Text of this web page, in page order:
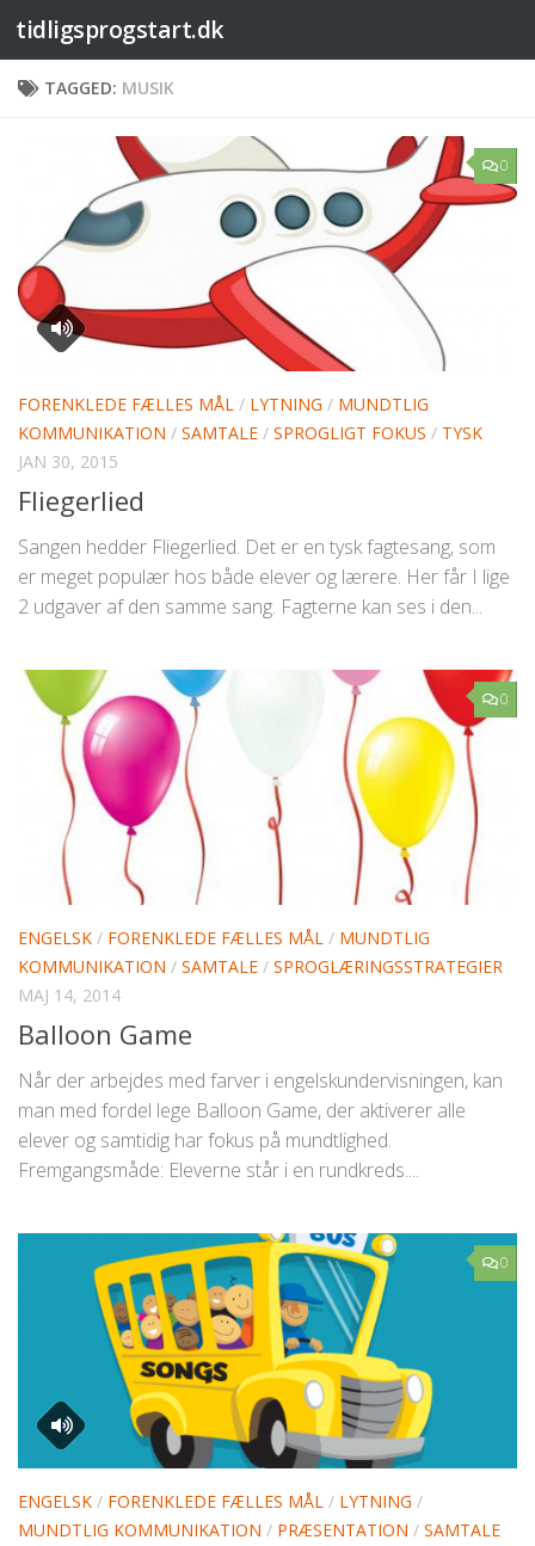
Skip to content
tidligsprogstart.dk
TAGGED: MUSIK
0
FORENKLEDE FÆLLES MÅL / LYTNING / MUNDTLIG
KOMMUNIKATION / SAMTALE / SPROGLIGT FOKUS / TYSK
JAN 30, 2015
Fliegerlied
Sangen hedder Fliegerlied. Det er en tysk fagtesang, som
er meget populær hos både elever og lærere. Her får I lige
2 udgaver af den samme sang. Fagterne kan ses i den...
0
ENGELSK / FORENKLEDE FÆLLES MÅL / MUNDTLIG
KOMMUNIKATION / SAMTALE / SPROGLÆRINGSSTRATEGIER
MAJ 14, 2014
Balloon Game
Når der arbejdes med farver i engelskundervisningen, kan
man med fordel lege Balloon Game, der aktiverer alle
elever og samtidig har fokus på mundtlighed.
Fremgangsmåde: Eleverne står i en rundkreds....
0
ENGELSK / FORENKLEDE FÆLLES MÅL / LYTNING /
MUNDTLIG KOMMUNIKATION / PRÆSENTATION / SAMTALE